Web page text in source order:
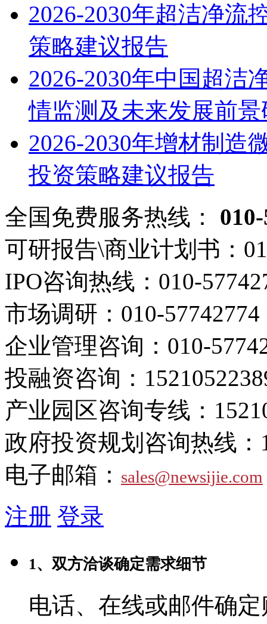
2026-2030年超洁净流
策略建议报告
2026-2030年中国超洁
情监测及未来发展前
2026-2030年增材制造
投资策略建议报告
全国免费服务热线：
可研报告\商业计划书：
IPO咨询热线： 010-
市场调研： 010-57742774
企业管理咨询： 010-
投融资咨询：
产业园区咨询专线：
政府投资规划咨询热线：
电子邮箱： sales@newsijie.com
注册 登录
1、双方洽谈确定需求细节
电话、在线或邮件确